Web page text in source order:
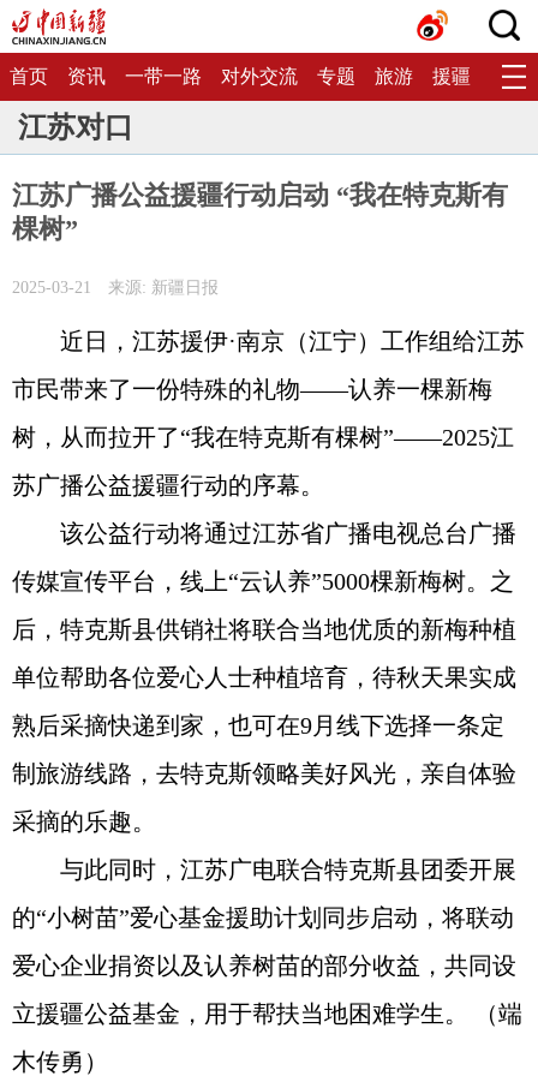
首页 资讯 一带一路 对外交流 专题 旅游 援疆 生态
江苏对口
江苏广播公益援疆行动启动 “我在特克斯有
棵树”
2025-03-21 来源: 新疆日报
近日，江苏援伊·南京（江宁）工作组给江苏
市民带来了一份特殊的礼物——认养一棵新梅
树，从而拉开了“我在特克斯有棵树”——2025江
苏广播公益援疆行动的序幕。
该公益行动将通过江苏省广播电视总台广播
传媒宣传平台，线上“云认养”5000棵新梅树。之
后，特克斯县供销社将联合当地优质的新梅种植
单位帮助各位爱心人士种植培育，待秋天果实成
熟后采摘快递到家，也可在9月线下选择一条定
制旅游线路，去特克斯领略美好风光，亲自体验
采摘的乐趣。
与此同时，江苏广电联合特克斯县团委开展
的“小树苗”爱心基金援助计划同步启动，将联动
爱心企业捐资以及认养树苗的部分收益，共同设
立援疆公益基金，用于帮扶当地困难学生。 （端
木传勇）